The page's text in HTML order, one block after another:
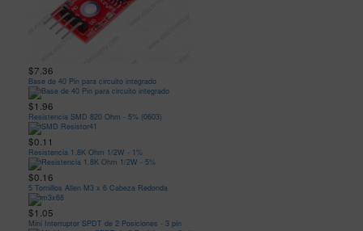
$7.36
Base de 40 Pin para circuito integrado
$1.96
Resistencia SMD 820 Ohm - 5% (0603)
$0.11
Resistencia 1.8K Ohm 1/2W - 1%
$0.16
5 Tornillos Allen M3 x 6 Cabeza Redonda
$1.05
Mini Interruptor SPDT de 2 Posiciones - 3 pin